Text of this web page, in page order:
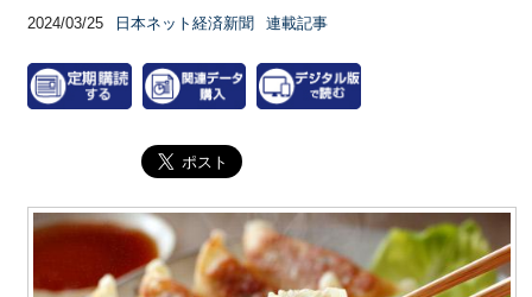
2024/03/25 日本ネット経済新聞 連載記事